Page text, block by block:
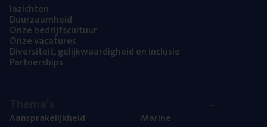
Inzich­ten
Duur­zaam­heid
Onze bedrijfs­cul­tuur
Onze vaca­tu­res
Diver­si­teit, gelijk­waar­dig­heid en inclusie
Part­ner­ships
Aan­spra­ke­lijk­heid
Mari­ne